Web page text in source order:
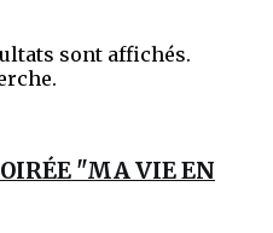
sont affichés.
"MA VIE EN